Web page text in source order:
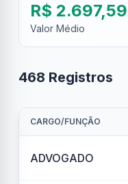
R$ 2.697,59
Valor Médio
468 Registros
CARGO/FUNÇÃO
ADVOGADO